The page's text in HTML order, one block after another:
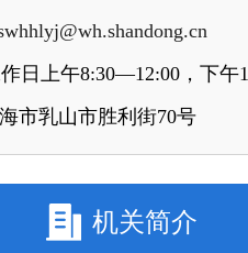
日上午8:30—12:00，下午
市乳山市胜利街70号
机关简介